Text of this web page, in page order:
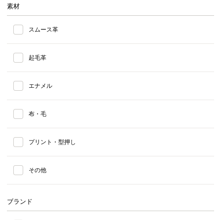
素材
スムース革
起毛革
エナメル
布・毛
プリント・型押し
その他
ブランド